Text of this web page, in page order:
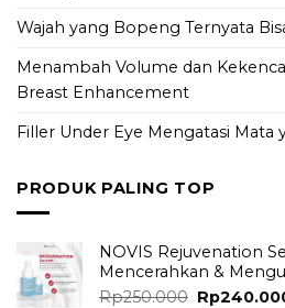
Wajah yang Bopeng Ternyata
Menambah Volume dan
Breast Enhancement
Filler Under Eye Mengatasi Mata
PRODUK PALING TOP
NOVIS Rejuvenation
Mencerahkan &
Rp250.000 Original
Rp